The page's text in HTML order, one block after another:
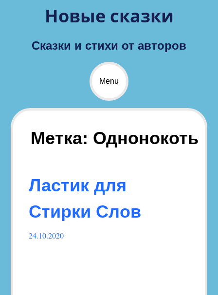
Новые сказки
Сказки и стихи от авторов
Menu
Метка: Однонокоть
Ластик для
Стирки Слов
24.10.2020